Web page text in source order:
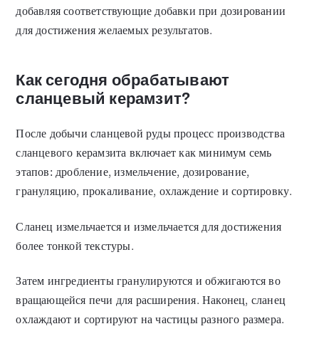
добавляя соответствующие добавки при дозировании
для достижения желаемых результатов.
Как сегодня обрабатывают
сланцевый керамзит?
После добычи сланцевой руды процесс производства
сланцевого керамзита включает как минимум семь
этапов: дробление, измельчение, дозирование,
грануляцию, прокаливание, охлаждение и сортировку.
Сланец измельчается и измельчается для достижения
более тонкой текстуры.
Затем ингредиенты гранулируются и обжигаются во
вращающейся печи для расширения. Наконец, сланец
охлаждают и сортируют на частицы разного размера.